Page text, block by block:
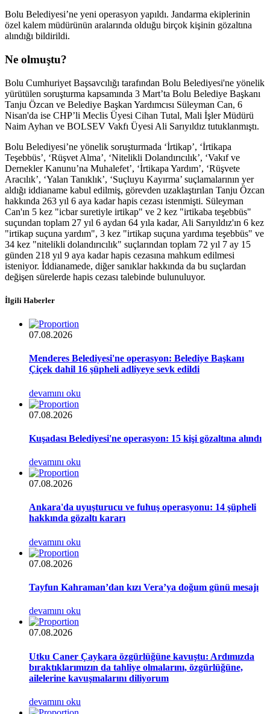
Bolu Belediyesi’ne yeni operasyon yapıldı. Jandarma ekiplerinin
özel kalem müdürünün aralarında olduğu birçok kişinin gözaltına
alındığı bildirildi.
Ne olmuştu?
Bolu Cumhuriyet Başsavcılığı tarafından Bolu Belediyesi'ne yönelik
yürütülen soruşturma kapsamında 3 Mart’ta Bolu Belediye Başkanı
Tanju Özcan ve Belediye Başkan Yardımcısı Süleyman Can, 6
Nisan'da ise CHP’li Meclis Üyesi Cihan Tutal, Mali İşler Müdürü
Naim Ayhan ve BOLSEV Vakfı Üyesi Ali Sarıyıldız tutuklanmıştı.
Bolu Belediyesi’ne yönelik soruşturmada ‘İrtikap’, ‘İrtikapa
Teşebbüs’, ‘Rüşvet Alma’, ‘Nitelikli Dolandırıcılık’, ‘Vakıf ve
Dernekler Kanunu’na Muhalefet’, ‘İrtikapa Yardım’, ‘Rüşvete
Aracılık’, ‘Yalan Tanıklık’, ‘Suçluyu Kayırma’ suçlamalarının yer
aldığı iddianame kabul edilmiş, görevden uzaklaştırılan Tanju Özcan
hakkında 263 yıl 6 aya kadar hapis cezası istenmişti. Süleyman
Can'ın 5 kez "icbar suretiyle irtikap" ve 2 kez "irtikaba teşebbüs"
suçundan toplam 27 yıl 6 aydan 64 yıla kadar, Ali Sarıyıldız'ın 6 kez
"irtikap suçuna yardım", 3 kez "irtikap suçuna yardıma teşebbüs" ve
34 kez "nitelikli dolandırıcılık" suçlarından toplam 72 yıl 7 ay 15
günden 218 yıl 9 aya kadar hapis cezasına mahkum edilmesi
isteniyor. İddianamede, diğer sanıklar hakkında da bu suçlardan
değişen sürelerde hapis cezası talebinde bulunuluyor.
İlgili Haberler
07.08.2026
Menderes Belediyesi'ne operasyon: Belediye Başkanı
Çiçek dahil 16 şüpheli adliyeye sevk edildi
devamını oku
07.08.2026
Kuşadası Belediyesi'ne operasyon: 15 kişi gözaltına alındı
devamını oku
07.08.2026
Ankara'da uyuşturucu ve fuhuş operasyonu: 14 şüpheli
hakkında gözaltı kararı
devamını oku
07.08.2026
Tayfun Kahraman’dan kızı Vera’ya doğum günü mesajı
devamını oku
07.08.2026
Utku Caner Çaykara özgürlüğüne kavuştu: Ardımızda
bıraktıklarımızın da tahliye olmalarını, özgürlüğüne,
ailelerine kavuşmalarını diliyorum
devamını oku